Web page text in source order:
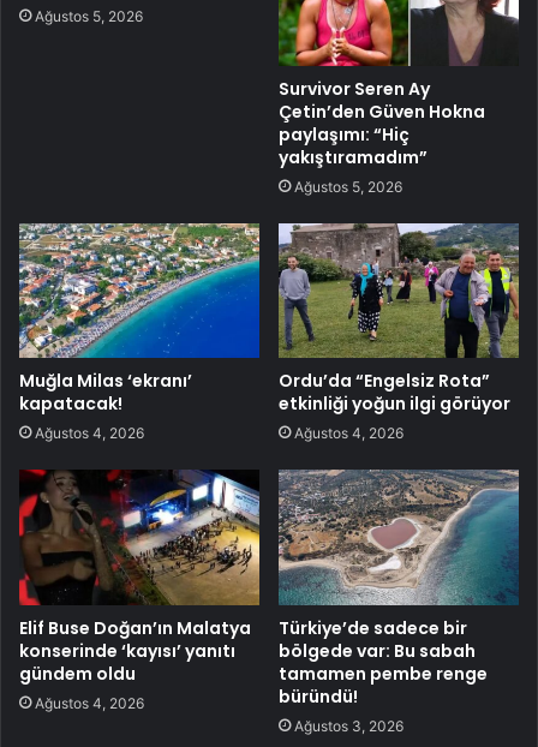
Ağustos 5, 2026
Survivor Seren Ay
Çetin’den Güven Hokna
paylaşımı: “Hiç
yakıştıramadım”
Ağustos 5, 2026
Muğla Milas ‘ekranı’
kapatacak!
Ağustos 4, 2026
Ordu’da “Engelsiz Rota”
etkinliği yoğun ilgi görüyor
Ağustos 4, 2026
Elif Buse Doğan’ın Malatya
konserinde ‘kayısı’ yanıtı
gündem oldu
Ağustos 4, 2026
Türkiye’de sadece bir
bölgede var: Bu sabah
tamamen pembe renge
büründü!
Ağustos 3, 2026